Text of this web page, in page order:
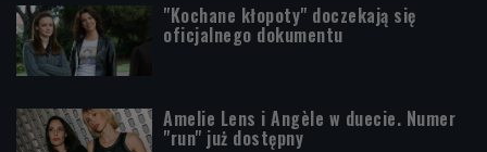
"Kochane kłopoty" doczekają się
oficjalnego dokumentu
Amelie Lens i Angèle w duecie. Numer
"run" już dostępny